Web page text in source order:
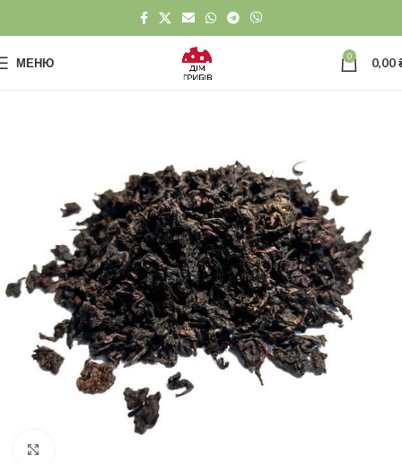
МЕНЮ 0 0,00